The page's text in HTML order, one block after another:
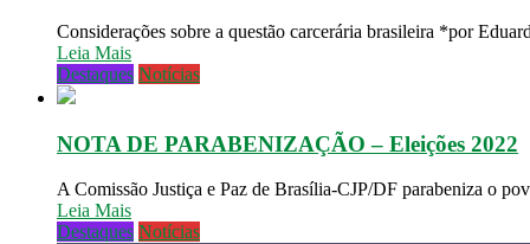
Considerações sobre a questão carcerária brasileira *por
Leia Mais
Destaques Notícias
NOTA DE PARABENIZAÇÃO – Eleições 2022
A Comissão Justiça e Paz de Brasília-CJP/DF parabeniza o
Leia Mais
Destaques Notícias